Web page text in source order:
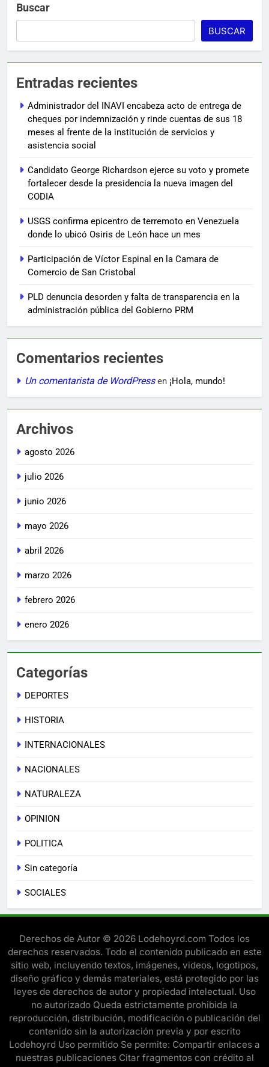
Buscar
BUSCAR
Entradas recientes
Administrador del INAVI encabeza acto de entrega de
cheques por indemnización y rinde cuentas de sus 18
meses al frente de la institución de servicios y
asistencia social
Candidato George Richardson ejerce su voto y promete
fortalecer desde la presidencia la nueva imagen del
CODIA
USGS confirma epicentro de terremoto en Venezuela
donde lo ubicó Osiris de León hace un mes
Participación de Víctor Espinal en la Camara de
Comercio de San Cristobal
PLD denuncia desorden y falta de transparencia en la
administración pública del Gobierno PRM
Comentarios recientes
Un comentarista de WordPressen ¡Hola, mundo!
Archivos
agosto 2026
julio 2026
junio 2026
mayo 2026
abril 2026
marzo 2026
febrero 2026
enero 2026
Categorías
DEPORTES
HISTORIA
INTERNACIONALES
NACIONALES
NATURALEZA
OPINION
POLITICA
Sin categoría
SOCIALES
Derechos de Autor © 2026 Lodehoyrd.com Todos los
derechos reservados. Todo el contenido publicado en este
sitio web, incluyendo textos, imágenes, videos, logotipos,
diseño gráfico y demás materiales, está protegido por las
leyes de derechos de autor y propiedad intelectual. Uso
no autorizado Queda estrictamente prohibida la
reproducción, distribución, modificación o publicación del
contenido sin la autorización previa y por escrito
Lodehoyrd Uso permitido Se permite: Compartir enlaces a
nuestras publicaciones Citar fragmentos con crédito al